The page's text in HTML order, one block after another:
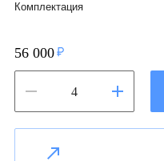
Комплектация
56 000